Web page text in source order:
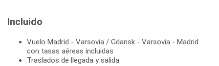
Incluido
Vuelo Madrid - Varsovia / Gdansk - Varsovia - Madrid
con tasas aéreas incluidas
Traslados de llegada y salida